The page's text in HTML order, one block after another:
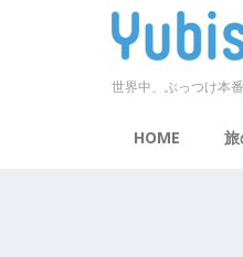
世界中、ぶっつけ本
HOME